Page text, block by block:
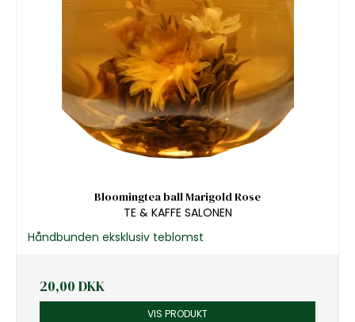
Bloomingtea ball Marigold Rose
TE & KAFFE SALONEN
Håndbunden eksklusiv teblomst
20,00 DKK
VIS PRODUKT